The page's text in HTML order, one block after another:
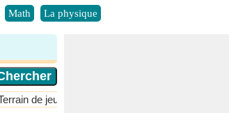
Math La physique
de jeux